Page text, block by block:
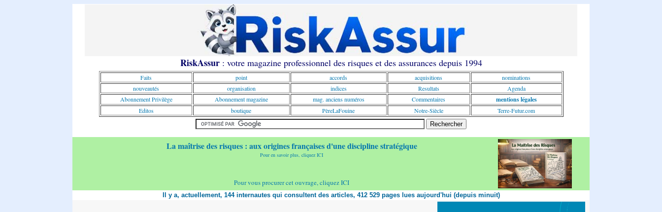
RiskAssur: votre magazine professionnel des risques et des assurances depuis 1994
Faits point accords acquisitions
nominations
nouveautés
organisation indices Resultats
Agenda
Abonnement Privilège
Abonnement magazine mag. anciens numéros Commentaires mentions légales
Editos boutique PèreLaFouine Notre-Siècle Terre-Futur.com
La maîtrise des risques : aux origines françaises d'une discipline stratégique
Pour en savoir plus, cliquez ICI
Pour vous procurer cet ouvrage, cliquez ICI
Il y a, actuellement, 144 internautes qui consultent des articles, 412 529 pages lues aujourd'hui (depuis minuit)